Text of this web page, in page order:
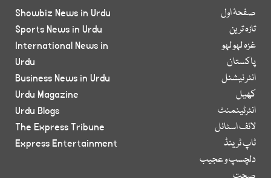
صفحۂ اول
تازہ ترین
غزہ لہو لہو
پاکستان
انٹر نیشنل
کھیل
انٹرٹینمنٹ
لائف اسٹائل
ٹاپ ٹرینڈ
دلچسپ و عجیب
Showbiz News in Urdu
Sports News in Urdu
International News in
Urdu
Business News in Urdu
Urdu Magazine
Urdu Blogs
The Express Tribune
Express Entertainment